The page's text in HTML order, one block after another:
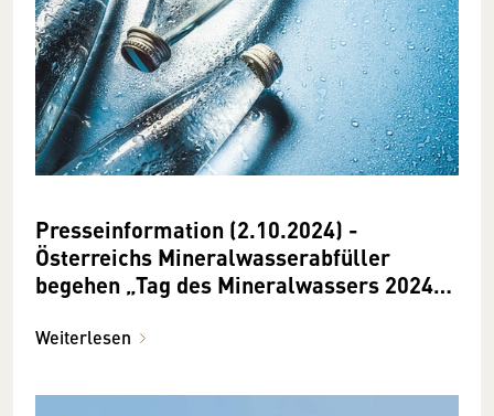
Presseinformation (2.10.2024) -
Österreichs Mineralwasserabfüller
begehen „Tag des Mineralwassers 2024“
Weiterlesen